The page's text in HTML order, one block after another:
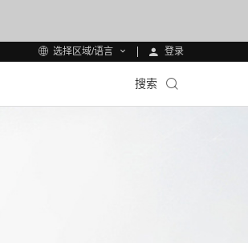
选择区域/语言 登录
搜索